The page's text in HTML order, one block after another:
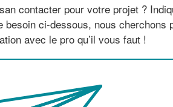
contacter pour votre projet ?
besoin ci-dessous, nous cherchons
avec le pro qu’il vous faut !